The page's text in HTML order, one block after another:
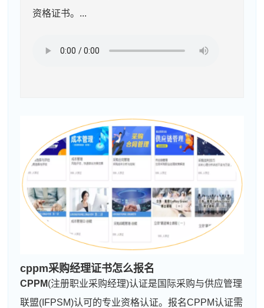
资格证书。...
cppm采购经理证书怎么报名
CPPM(注册职业采购经理)认证是国际采购与供应管理
联盟(IFPSM)认可的专业资格认证。报名CPPM认证需